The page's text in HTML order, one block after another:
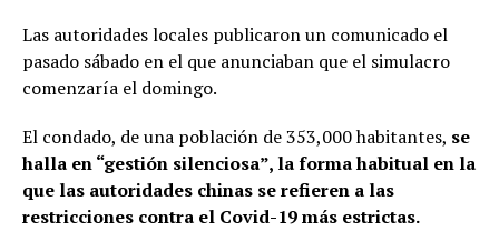
Las autoridades locales publicaron un comunicado el
pasado sábado en el que anunciaban que el simulacro
comenzaría el domingo.
El condado, de una población de 353,000 habitantes, se
halla en “gestión silenciosa”, la forma habitual en la
que las autoridades chinas se refieren a las
restricciones contra el Covid-19 más estrictas.